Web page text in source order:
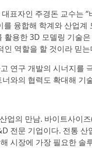
표자인 주경돈 교수는
융합해 학계와 산업계
활용한 3D 모델링 기술
역할을 할 것이라 믿는
연구 개발의 시너지를
너와의 협력도 확대해
산업의 만남. 바이트사
전문 기업이다. 전통
시장에 가장 필요한